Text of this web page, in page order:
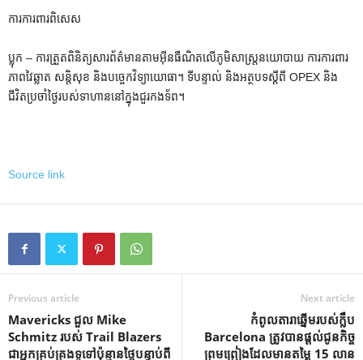
ការការពារពិសេស
ប្លុក – ការត្រួតពិនិត្យសារព័ត៌មានតាមអ៊ីនធឺណិតលើភូមិសាស្ត្រនយោបាយ ការការពារ
ភាពវៃឆ្លាត សន្តិសុខ និងបច្ចេកវិទ្យាយោធា។ ទីបន្ទាល់ និងអត្ថបទស្តីពី OPEX និង
ជីវិតប្រចាំថ្ងៃរបស់ទាហាននៅក្នុងជួរកងទ័ព។
Source link
Previous article
Mavericks ជួល Mike
Schmitz របស់ Trail Blazers
ជាអ្នកគ្រប់គ្រងទូទៅប៉ុន្មានថ្ងៃបន្ទាប់ពី
Next article
កំពូលតារាឆ្នើមរបស់ក្លឹប
Barcelona ត្រូវបានផ្តល់ជូនកិច្ច
ព្រមព្រៀងដែលមានតម្លៃ 15 លាន